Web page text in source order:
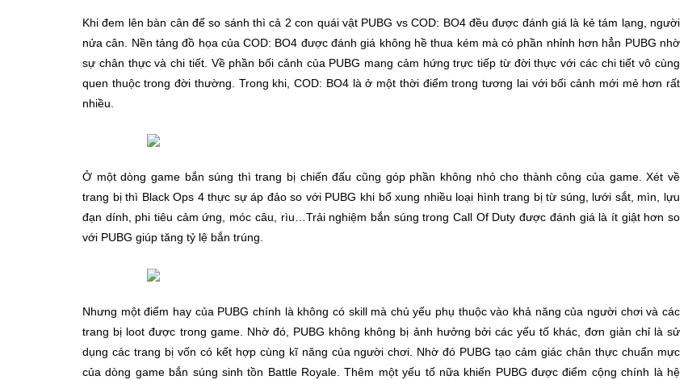
Khi đem lên bàn cân để so sánh thì cả 2 con quái vật PUBG vs COD: BO4 đều được đánh giá là kẻ tám lạng, người
nửa cân. Nền tảng đồ họa của COD: BO4 được đánh giá không hề thua kém mà có phần nhỉnh hơn hẳn PUBG nhờ
sự chân thực và chi tiết. Về phần bối cảnh của PUBG mang cảm hứng trực tiếp từ đời thực với các chi tiết vô cùng
quen thuộc trong đời thường. Trong khi, COD: BO4 là ở một thời điểm trong tương lai với bối cảnh mới mẻ hơn rất
nhiều.
Ở một dòng game bắn súng thì trang bị chiến đấu cũng góp phần không nhỏ cho thành công của game. Xét về
trang bị thì Black Ops 4 thực sự áp đảo so với PUBG khi bổ xung nhiều loại hình trang bị từ súng, lưới sắt, mìn, lựu
đạn dính, phi tiêu cảm ứng, móc câu, rìu…Trải nghiệm bắn súng trong Call Of Duty được đánh giá là ít giật hơn so
với PUBG giúp tăng tỷ lệ bắn trúng.
Nhưng một điểm hay của PUBG chính là không có skill mà chủ yếu phụ thuộc vào khả năng của người chơi và các
trang bị loot được trong game. Nhờ đó, PUBG không không bị ảnh hưởng bởi các yếu tố khác, đơn giản chỉ là sử
dụng các trang bị vốn có kết hợp cùng kĩ năng của người chơi. Nhờ đó PUBG tạo cảm giác chân thực chuẩn mực
của dòng game bắn súng sinh tồn Battle Royale. Thêm một yếu tố nữa khiến PUBG được điểm cộng chính là hệ